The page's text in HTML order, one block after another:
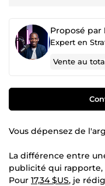
Proposé par
Vente au
Vous dépensez de
La différence entre
publicité qui rapporte,
Pour 17,34 $US, je